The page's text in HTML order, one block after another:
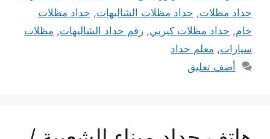
حداد مظلات, حداد مظلات الشاليهات, حداد مظلات
خام, حداد مظلات كيربي, رقم حداد الشاليهات, مظلات
سيارات, معلم حداد
أضف تعليق